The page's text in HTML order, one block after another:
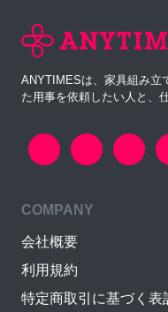
ANYTIMESは、家具組み立
た用事を依頼したい人と、
COMPANY
会社概要
利用規約
特定商取引に基づく表